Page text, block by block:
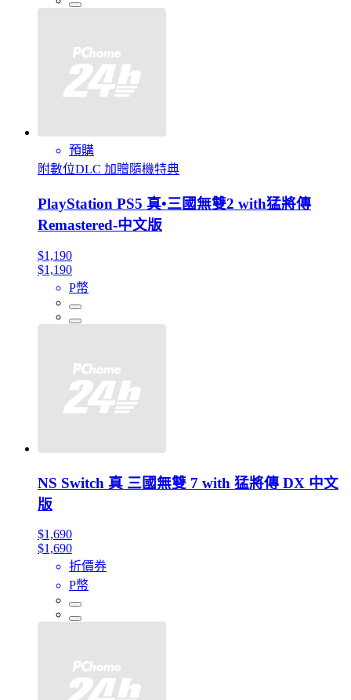
預購
附數位DLC 加贈隨機特典
PlayStation PS5 真•三國無雙2 with猛將傳
Remastered-中文版
$1,190
$1,190
P幣
NS Switch 真 三國無雙 7 with 猛將傳 DX 中文
版
$1,690
$1,690
折價券
P幣